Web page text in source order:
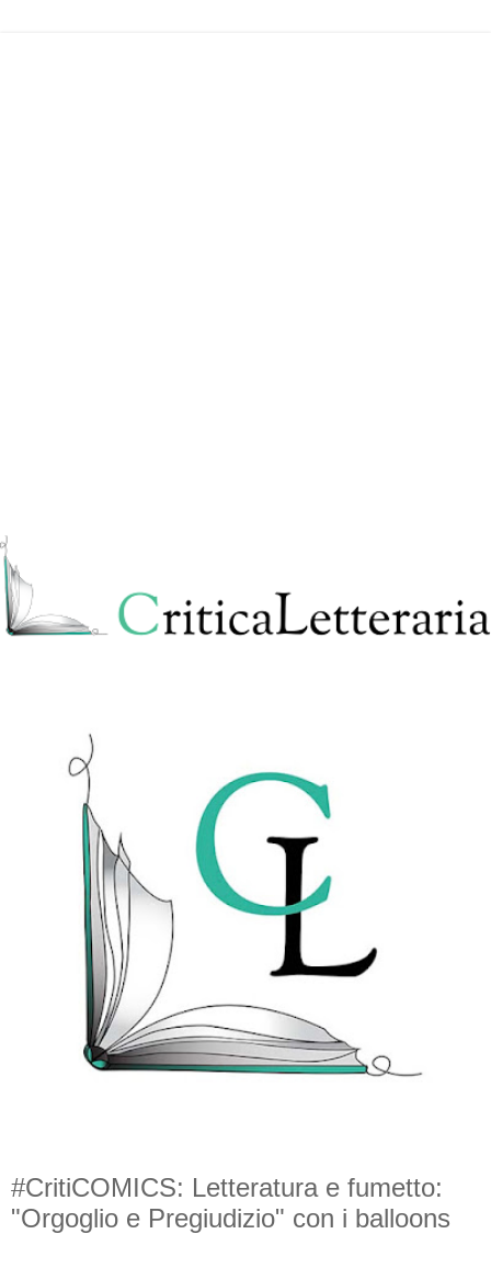
#CritiCOMICS: Letteratura e fumetto:
"Orgoglio e Pregiudizio" con i balloons